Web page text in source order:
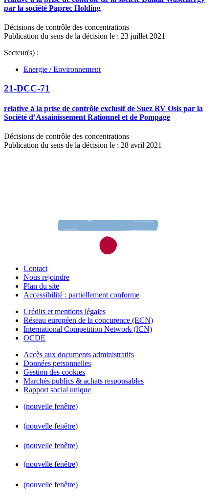
par la société Paprec Holding
Décisions de contrôle des concentrations
Publication du sens de la décision le : 23 juillet 2021
Secteur(s) :
Energie / Environnement
21-DCC-71
relative à la prise de contrôle exclusif de Suez RV Osis par la
Société d’Assainissement Rationnel et de Pompage
Décisions de contrôle des concentrations
Publication du sens de la décision le : 28 avril 2021
Contact
Nous rejoindre
Plan du site
Accessibilité : partiellement conforme
Crédits et mentions légales
Réseau européen de la concurence (ECN)
International Competition Network (ICN)
OCDE
Accès aux documents administratifs
Données personnelles
Gestion des cookies
Marchés publics & achats responsables
Rapport social unique
(nouvelle fenêtre)
(nouvelle fenêtre)
(nouvelle fenêtre)
(nouvelle fenêtre)
(nouvelle fenêtre)